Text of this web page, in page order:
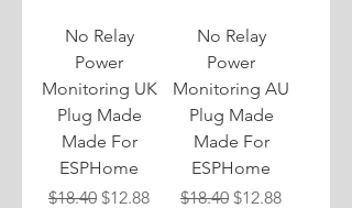
No Relay
Power
Monitoring UK
Plug Made
Made For
ESPHome
通常価格
$18.40 セール価格
$12.88
No Relay
Power
Monitoring AU
Plug Made
Made For
ESPHome
通常価格
$18.40 セール価格
$12.88